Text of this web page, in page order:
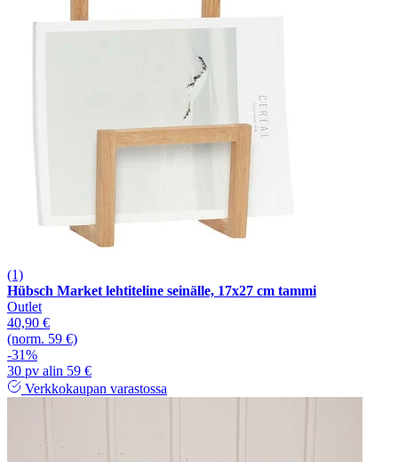
(1)
Hübsch Market lehtiteline seinälle, 17x27 cm tammi
Outlet
40,90 €
(norm. 59 €)
-31%
30 pv alin 59 €
Verkkokaupan varastossa